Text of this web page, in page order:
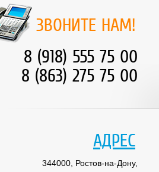
ЗВОНИТЕ НАМ!
8 (918) 555 75 00
8 (863) 275 75 00
АДРЕС
344000, Ростов-на-Дону,